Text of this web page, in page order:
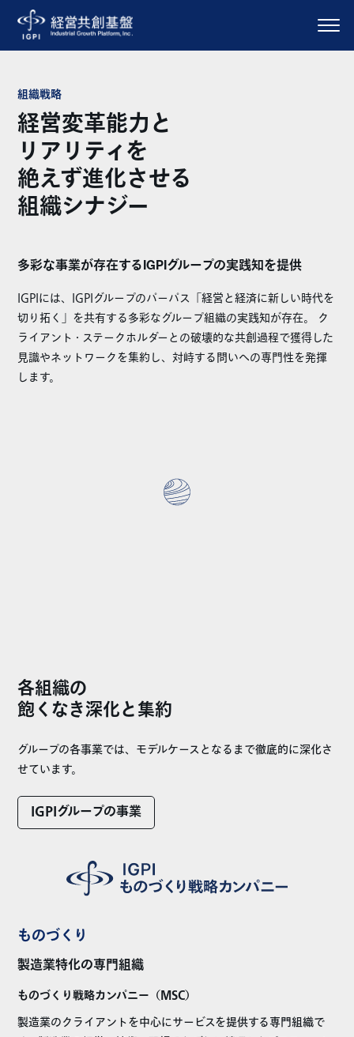
組織戦略
経営変革能力と
リアリティを
絶えず進化させる
組織シナジー
多彩な事業が存在するIGPIグループの実践知を提供
IGPIには、IGPIグループのパーパス「経営と経済に新しい時代を
切り拓く」を共有する多彩なグループ組織の実践知が存在。 ク
ライアント・ステークホルダーとの破壊的な共創過程で獲得した
見識やネットワークを集約し、対峙する問いへの専門性を発揮
します。
各組織の
飽くなき深化と集約
グループの各事業では、モデルケースとなるまで徹底的に深化さ
せています。
IGPIグループの事業
ものづくり
製造業特化の専門組織
ものづくり戦略カンパニー（MSC）
製造業のクライアントを中心にサービスを提供する専門組織で